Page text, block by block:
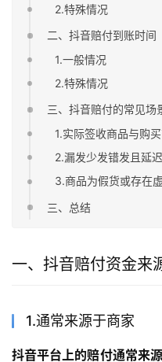
2.特殊情况
二、抖音赔付到账时间
1.一般情况
2.特殊情况
三、抖音赔付的常见场
1.实际签收商品与购
2.漏发少发错发且延
3.商品为假货或存在
三、总结
一、抖音赔付资金来
1.通常来源于商家
抖音平台上的赔付通常来